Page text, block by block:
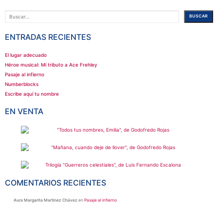
Buscar BUSCAR
ENTRADAS RECIENTES
El lugar adecuado
Héroe musical: Mi tributo a Ace Frehley
Pasaje al infierno
Numberblocks
Escribe aquí tu nombre
EN VENTA
COMENTARIOS RECIENTES
Aura Margarita Martinez Chávez en Pasaje al infierno